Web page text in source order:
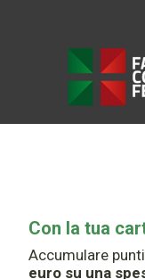
Con la tua
Accumulare
euro su una